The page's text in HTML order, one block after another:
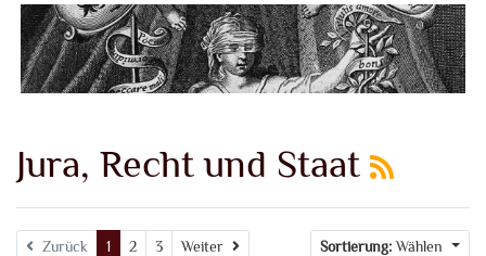
Jura, Recht und Staat
Zurück 1 2 3 Weiter Weiter Sortierung: Wählen